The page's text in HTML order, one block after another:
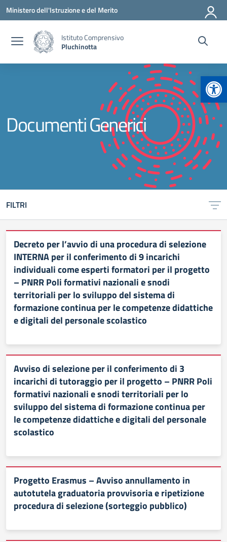
Vai ai contenuti
Vai al menu di navigazione
Vai al footer
Ministero dell'Istruzione e del Merito
Istituto Comprensivo
Pluchinotta
Documenti Generici
FILTRI
Decreto per l’avvio di una procedura di selezione
INTERNA per il conferimento di 9 incarichi
individuali come esperti formatori per il progetto
– PNRR Poli formativi nazionali e snodi
territoriali per lo sviluppo del sistema di
formazione continua per le competenze didattiche
e digitali del personale scolastico
Avviso di selezione per il conferimento di 3
incarichi di tutoraggio per il progetto – PNRR Poli
formativi nazionali e snodi territoriali per lo
sviluppo del sistema di formazione continua per
le competenze didattiche e digitali del personale
scolastico
Progetto Erasmus – Avviso annullamento in
autotutela graduatoria provvisoria e ripetizione
procedura di selezione (sorteggio pubblico)